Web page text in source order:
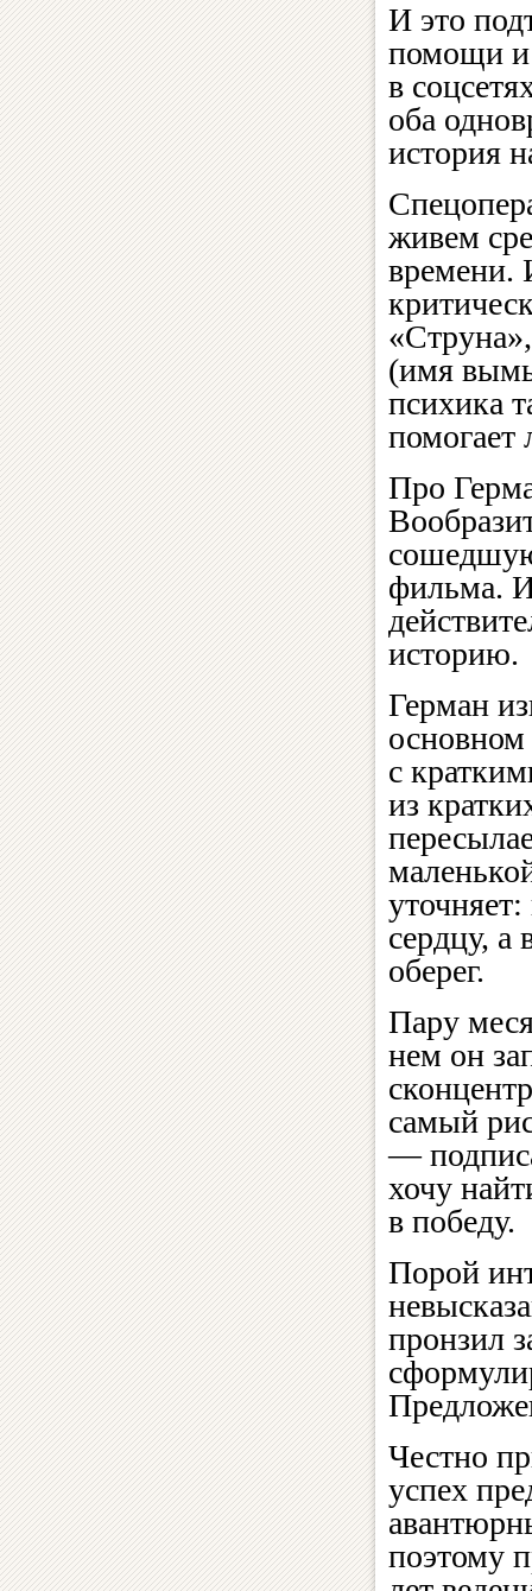
И это
помощи и
в
оба
история
живем
времени.
(имя
психика
помогает
Про
фильма. И
историю.
Герман
с
из
сердцу, а
оберег.
Пару
нем он
самый
—
хочу
в победу.
Порой
пронзил
Честно
успех
поэтому